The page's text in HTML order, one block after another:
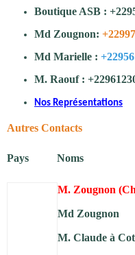
Boutique ASB :
Md Zougnon:
Md Marielle :
M. Raouf :
Nos Représentations
Autres Contacts
Pays Noms
M. Zougnon
Md Zougnon
M. Claude à